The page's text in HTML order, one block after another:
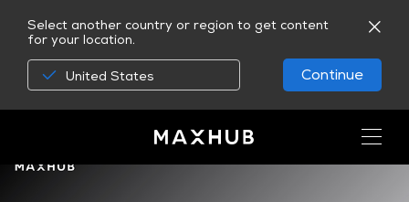
Select another country or region to get content
for your location.
United States Continue